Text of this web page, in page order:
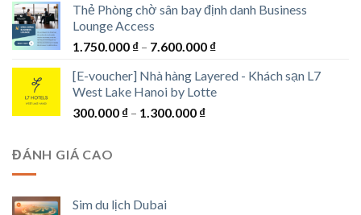
1.250.000 ₫
1.550.000 ₫
Thẻ Phòng chờ sân bay định danh Business
Lounge Access
1.750.000 ₫ – 7.600.000 ₫Khoảng
từ
1.750.000 ₫
[E-voucher] Nhà hàng Layered - Khách sạn L7
West Lake Hanoi by Lotte
300.000 ₫ – 1.300.000 ₫Khoảng
ĐÁNH GIÁ CAO
Sim du lịch Dubai